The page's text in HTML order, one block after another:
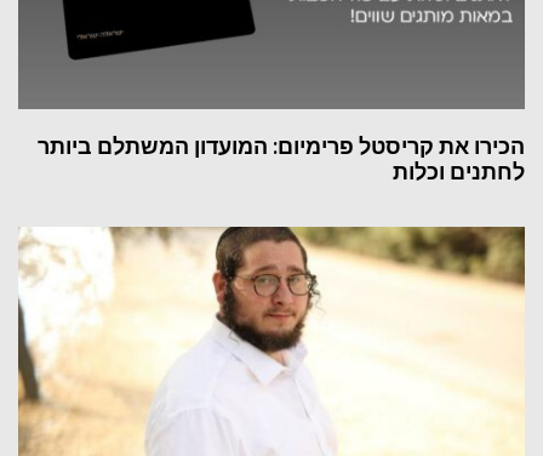
הכירו את קריסטל פרימיום: המועדון המשתלם ביותר
לחתנים וכלות